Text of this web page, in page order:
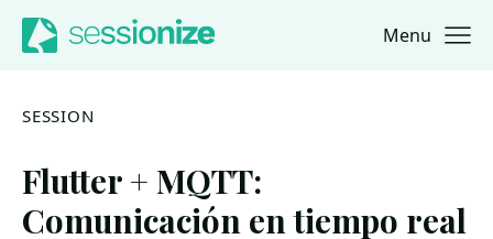
Jump to navigation
Jump to content Menu
SESSION
Flutter + MQTT:
Comunicación en tiempo real